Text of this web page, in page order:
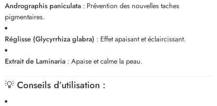
Andrographis paniculata : Prévention des nouvelles taches
pigmentaires.
Réglisse (Glycyrrhiza glabra) : Effet apaisant et éclaircissant.
Extrait de Laminaria : Apaise et calme la peau.
💡 Conseils d’utilisation :